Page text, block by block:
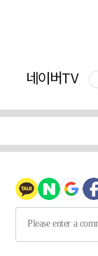
네이버TV